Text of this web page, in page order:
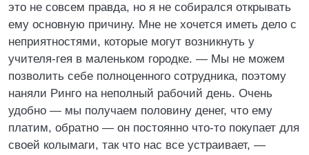
это не совсем правда, но я не собирался открывать
ему основную причину. Мне не хочется иметь дело с
неприятностями, которые могут возникнуть у
учителя-гея в маленьком городке. — Мы не можем
позволить себе полноценного сотрудника, поэтому
наняли Ринго на неполный рабочий день. Очень
удобно — мы получаем половину денег, что ему
платим, обратно — он постоянно что-то покупает для
своей колымаги, так что нас все устраивает, —